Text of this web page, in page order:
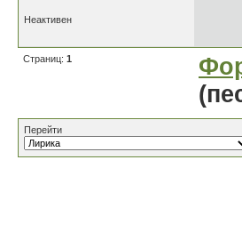
Неактивен
Страниц: 1
Перейти